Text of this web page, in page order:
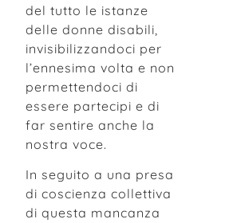
del tutto le istanze
delle donne disabili,
invisibilizzandoci per
l’ennesima volta e non
permettendoci di
essere partecipi e di
far sentire anche la
nostra voce.
In seguito a una presa
di coscienza collettiva
di questa mancanza